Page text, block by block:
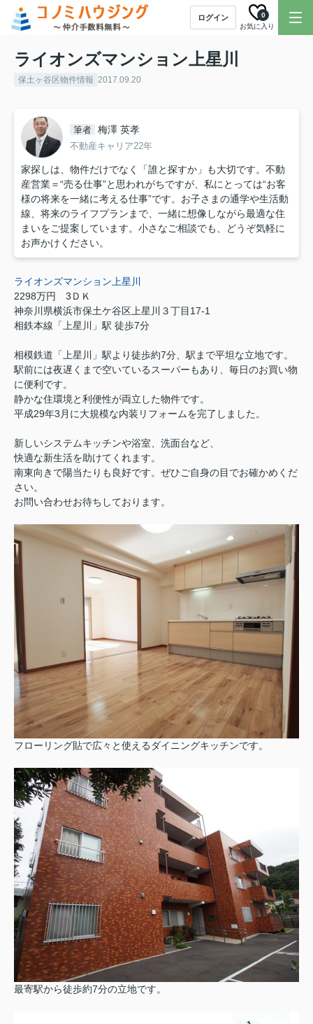
ログイン
お気に入り
0
ライオンズマンション上星川
保土ヶ谷区物件情報 2017.09.20
筆者 梅澤 英孝
不動産キャリア22年
家探しは、物件だけでなく「誰と探すか」も大切です。不動
産営業＝“売る仕事”と思われがちですが、私にとっては“お客
様の将来を一緒に考える仕事”です。お子さまの通学や生活動
線、将来のライフプランまで、一緒に想像しながら最適な住
まいをご提案しています。小さなご相談でも、どうぞ気軽に
お声かけください。
ライオンズマンション上星川
2298万円 3ＤＫ
神奈川県横浜市保土ケ谷区上星川３丁目17-1
相鉄本線「上星川」駅 徒歩7分
相模鉄道「上星川」駅より徒歩約7分、駅まで平坦な立地です。
駅前には夜遅くまで空いているスーパーもあり、毎日のお買い物
に便利です。
静かな住環境と利便性が両立した物件です。
平成29年3月に大規模な内装リフォームを完了しました。
新しいシステムキッチンや浴室、洗面台など、
快適な新生活を助けてくれます。
南東向きで陽当たりも良好です。ぜひご自身の目でお確かめくだ
さい。
お問い合わせお待ちしております。
フローリング貼で広々と使えるダイニングキッチンです。
最寄駅から徒歩約7分の立地です。